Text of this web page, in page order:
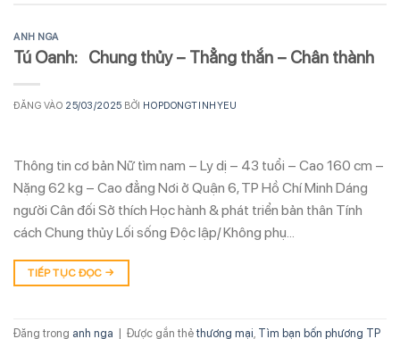
ANH NGA
Tú Oanh: Chung thủy – Thẳng thắn – Chân thành
ĐĂNG VÀO 25/03/2025 BỞI HOPDONGTINHYEU
Thông tin cơ bản Nữ tìm nam – Ly dị – 43 tuổi – Cao 160 cm –
Nặng 62 kg – Cao đẳng Nơi ở Quận 6, TP Hồ Chí Minh Dáng
người Cân đối Sở thích Học hành & phát triển bản thân Tính
cách Chung thủy Lối sống Độc lập/ Không phụ…
TIẾP TỤC ĐỌC →
Đăng trong anh nga Được gắn thẻ thương mại, Tìm bạn bốn phương TP